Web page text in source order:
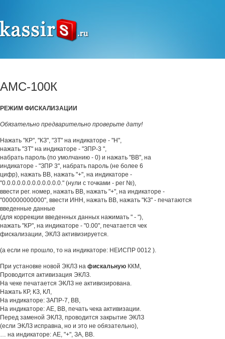
АМС-100К
РЕЖИМ ФИСКАЛИЗАЦИИ
Обязательно предварительно проверьте дату!
Нажать "КР", "КЗ", "3Т" на индикаторе - "Н",
нажать "3Т" на индикаторе - "ЗПР-3 ",
набрать пароль (по умолчанию - 0) и нажать "ВВ", на
индикаторе - "ЗПР 3", набрать пароль (не более 6
цифр), нажать ВВ, нажать "+", на индикаторе -
"0.0.0.0.0.0.0.0.0.0.0.0." (нули с точками - рег №),
ввести рег. номер, нажать ВВ, нажать "+", на индикаторе -
"000000000000", ввести ИНН, нажать ВВ, нажать "КЗ" - печатаются
введенные данные
(для коррекции введенных данных нажимать " - "),
нажать "КР", на индикаторе - "0.00", печатается чек
фискализации, ЭКЛЗ активизируется.
(а если не прошло, то на индикаторе: НЕИСПР 0012 ).
При установке новой ЭКЛЗ на фискальную ККМ,
Проводится активизация ЭКЛЗ.
На чеке печатается ЭКЛЗ не активизирована.
Нажать КР, КЗ, КЛ,
На индикаторе: ЗАПР-7, ВВ,
На индикаторе: АЕ, ВВ, печать чека активизации.
Перед заменой ЭКЛЗ, проводится закрытие ЭКЛЗ
(если ЭКЛЗ исправна, но и это не обязательно),
… на индикаторе: АЕ, "+", ЗА, ВВ.